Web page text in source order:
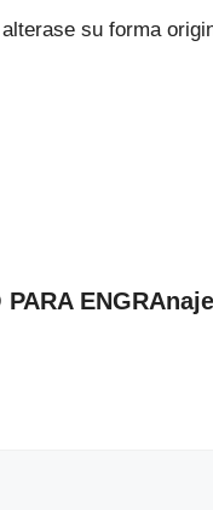
su forma